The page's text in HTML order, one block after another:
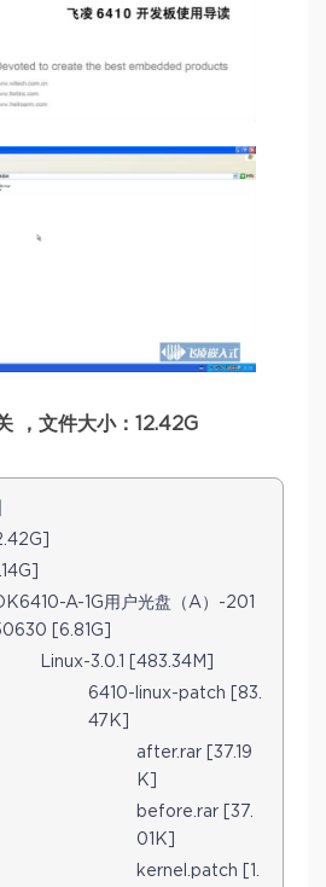
，文件大小：12.42G
A-1G用户光盘（A）-201
[6.81G]
Linux-3.0.1 [483.34M]
6410-linux-patch [83.
47K]
after.rar [37.19
K]
before.rar [37.
01K]
kernel.patch [1.